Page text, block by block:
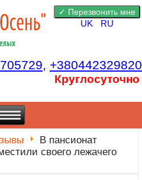
UK RU
+380442329820
Круглосуточно
В пансионат
своего лежачего